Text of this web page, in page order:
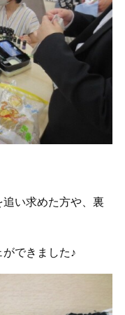
い求めた方や、裏
できました♪